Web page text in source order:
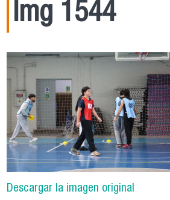
Img 1544
Descargar la imagen original